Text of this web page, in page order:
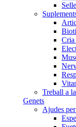
Cria
Treball a
Genets
Ajudes